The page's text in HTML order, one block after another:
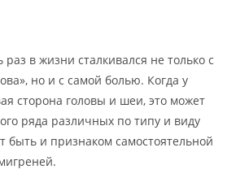
в жизни сталкивался не только с
но и с самой болью. Когда у
сторона головы и шеи, это может
ряда различных по типу и виду
быть и признаком самостоятельной